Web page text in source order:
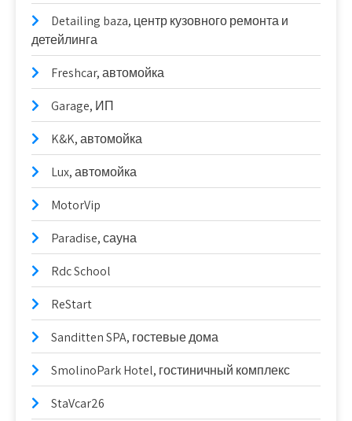
Detailing baza, центр кузовного ремонта и
детейлинга
Freshcar, автомойка
Garage, ИП
K&K, автомойка
Lux, автомойка
MotorVip
Paradise, сауна
Rdc School
ReStart
Sanditten SPA, гостевые дома
SmolinoPark Hotel, гостиничный комплекс
StaVcar26